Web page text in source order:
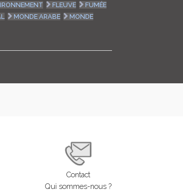
FLEUVE
FUMÉE
MONDE ARABE
MONDE
Contact
Qui sommes-nous ?